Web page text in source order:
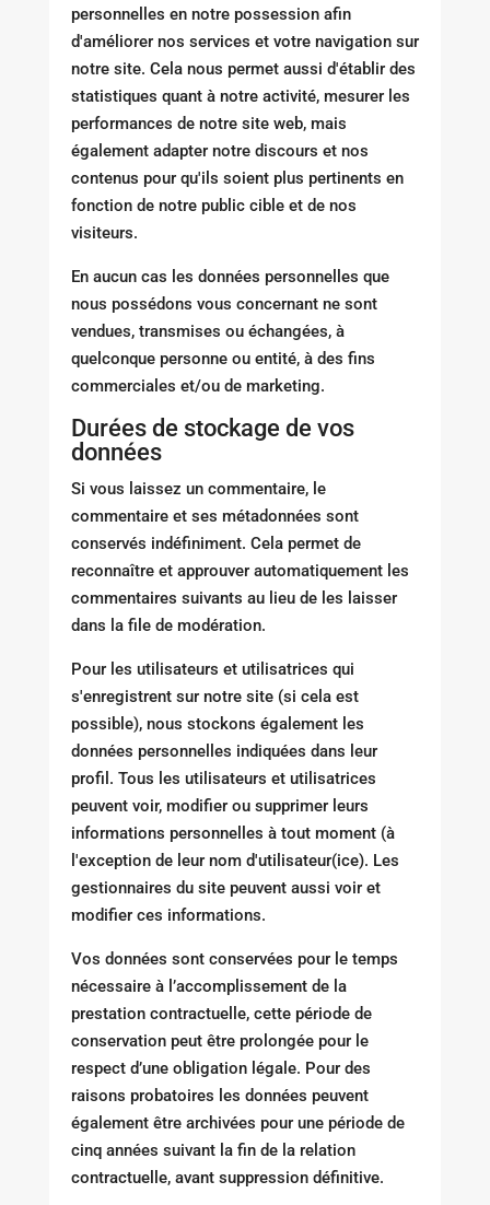
personnelles en notre possession afin
d'améliorer nos services et votre navigation sur
notre site. Cela nous permet aussi d'établir des
statistiques quant à notre activité, mesurer les
performances de notre site web, mais
également adapter notre discours et nos
contenus pour qu'ils soient plus pertinents en
fonction de notre public cible et de nos
visiteurs.
En aucun cas les données personnelles que
nous possédons vous concernant ne sont
vendues, transmises ou échangées, à
quelconque personne ou entité, à des fins
commerciales et/ou de marketing.
Durées de stockage de vos
données
Si vous laissez un commentaire, le
commentaire et ses métadonnées sont
conservés indéfiniment. Cela permet de
reconnaître et approuver automatiquement les
commentaires suivants au lieu de les laisser
dans la file de modération.
Pour les utilisateurs et utilisatrices qui
s'enregistrent sur notre site (si cela est
possible), nous stockons également les
données personnelles indiquées dans leur
profil. Tous les utilisateurs et utilisatrices
peuvent voir, modifier ou supprimer leurs
informations personnelles à tout moment (à
l'exception de leur nom d'utilisateur(ice). Les
gestionnaires du site peuvent aussi voir et
modifier ces informations.
Vos données sont conservées pour le temps
nécessaire à l’accomplissement de la
prestation contractuelle, cette période de
conservation peut être prolongée pour le
respect d’une obligation légale. Pour des
raisons probatoires les données peuvent
également être archivées pour une période de
cinq années suivant la fin de la relation
contractuelle, avant suppression définitive.